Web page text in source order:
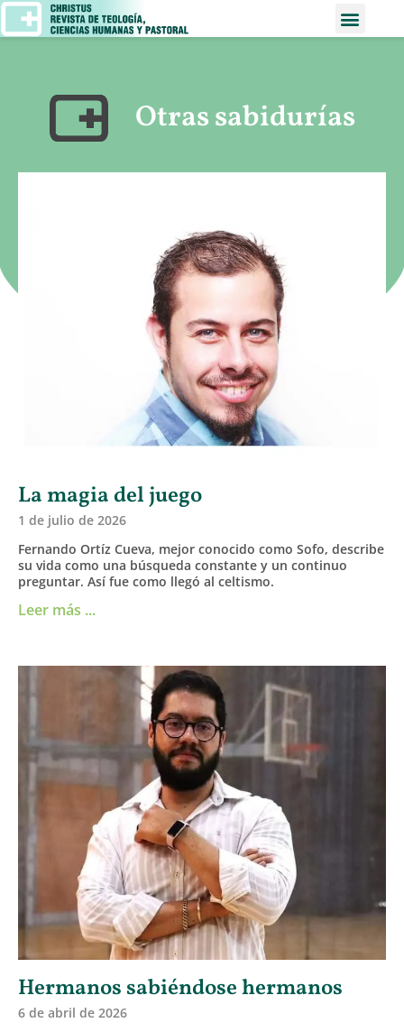
Otras sabidurías
La magia del juego
1 de julio de 2026
Fernando Ortíz Cueva, mejor conocido como Sofo, describe
su vida como una búsqueda constante y un continuo
preguntar. Así fue como llegó al celtismo.
Leer más ...
Hermanos sabiéndose hermanos
6 de abril de 2026